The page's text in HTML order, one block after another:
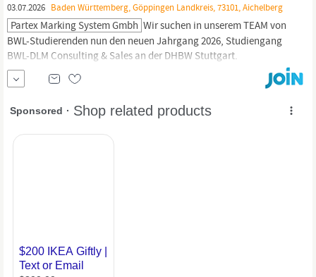
03.07.2026 Baden Württemberg, Göppingen Landkreis, 73101, Aichelberg
Partex Marking System Gmbh Wir suchen in unserem TEAM von
BWL-Studierenden nun den neuen Jahrgang 2026, Studiengang
BWL-DLM Consulting & Sales an der DHBW Stuttgart.
Studienbeginn ist der 1.10.2026, das duale Studium mit 6
Praxiphasen und 6 Theoriepahsen dauert 3 Jahre. PARTEX ist in
Lieblingsunternehmen. Standort: Aichelberg, für...